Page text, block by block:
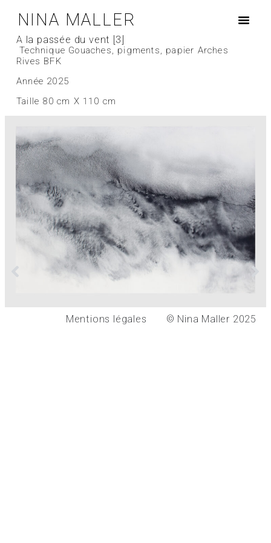
NINA MALLER
À la passée du vent [3]
Technique Gouaches, pigments, papier Arches
Rives BFK
Année 2025
Taille 80 cm X 110 cm
Mentions légales © Nina Maller 2025